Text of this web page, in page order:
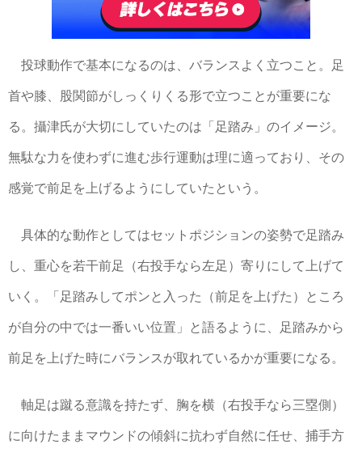
投球動作で基本になるのは、バランスよく立つこと。足
首や膝、股関節がしっくりくる形で立つことが重要にな
る。攝津氏が大切にしていたのは「足踏み」のイメージ。
無駄な力を使わずに進む歩行運動は理に適っており、その
感覚で前足を上げるようにしていたという。
具体的な動作としてはセットポジションの姿勢で足踏み
し、重心を若干前足（右投手なら左足）寄りにして上げて
いく。「足踏みしてポンと入った（前足を上げた）ところ
が自分の中では一番いい位置」と語るように、足踏みから
前足を上げた時にバランスが取れているかが重要になる。
軸足は蹴る意識を持たず、胸を横（右投手なら三塁側）
に向けたままマウンドの傾斜に抗わず自然に任せ、捕手方